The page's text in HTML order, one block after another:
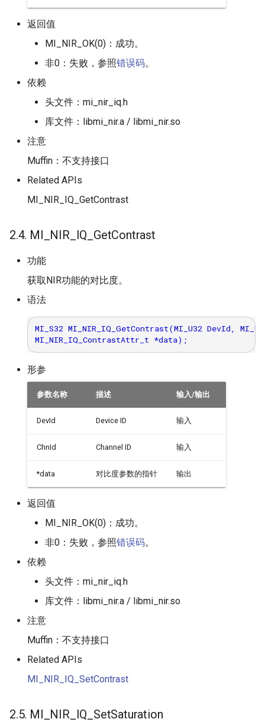
返回值
MI_NIR_OK(0)：成功。
非0：失败，参照错误码。
依赖
头文件：mi_nir_iq.h
库文件：libmi_nir.a / libmi_nir.so
注意
Muffin：不支持接口
Related APIs
MI_NIR_IQ_GetContrast
2.4. MI_NIR_IQ_GetContrast
功能
获取NIR功能的对比度。
语法
MI_S32 MI_NIR_IQ_GetContrast(MI_U32 DevId,
形参
参数名称 描述 输入/输出
DevId Device ID 输入
ChnId Channel ID 输入
*data 对比度参数的指针 输出
返回值
MI_NIR_OK(0)：成功。
非0：失败，参照错误码。
依赖
头文件：mi_nir_iq.h
库文件：libmi_nir.a / libmi_nir.so
注意
Muffin：不支持接口
Related APIs
MI_NIR_IQ_SetContrast
2.5. MI_NIR_IQ_SetSaturation